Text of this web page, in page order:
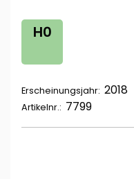
H0
Erscheinungsjahr: 2018
Artikelnr.: 7799